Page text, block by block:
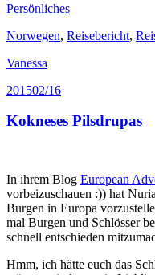
Persönliches
Norwegen, Reisebericht,
Vanessa
201502/16
Kokneses Pilsdrupas
In ihrem Blog European
vorbeizuschauen :)) hat
Burgen in Europa
mal Burgen und Schlösser
schnell entschieden
Hmm, ich hätte euch das